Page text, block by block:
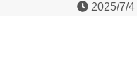
2025/7/4